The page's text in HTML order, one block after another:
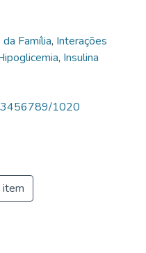
Família, Interações
, Insulina
1020
item